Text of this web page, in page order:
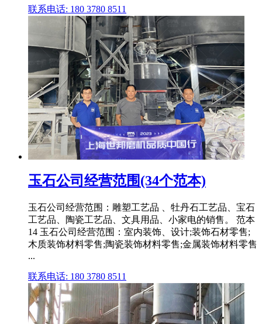
联系电话: 180 3780 8511
玉石公司经营范围(34个范本)
玉石公司经营范围：雕塑工艺品 、牡丹石工艺品、宝石
工艺品、陶瓷工艺品、文具用品、小家电的销售。 范本
14 玉石公司经营范围：室内装饰、设计;装饰石材零售;
木质装饰材料零售;陶瓷装饰材料零售;金属装饰材料零售
...
联系电话: 180 3780 8511